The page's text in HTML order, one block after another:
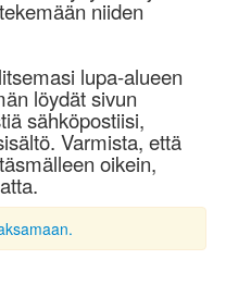
niiden
lupa-alueen
löydät sivun
sähköpostiisi,
Varmista, että
oikein,